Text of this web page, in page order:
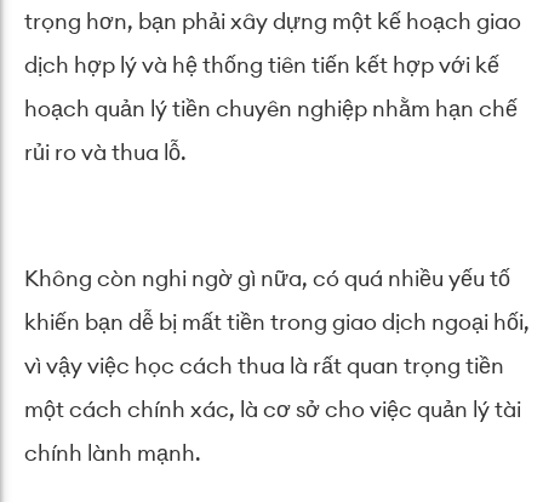
trọng hơn, bạn phải xây dựng một kế hoạch giao
dịch hợp lý và hệ thống tiên tiến kết hợp với kế
hoạch quản lý tiền chuyên nghiệp nhằm hạn chế
rủi ro và thua lỗ.
Không còn nghi ngờ gì nữa, có quá nhiều yếu tố
khiến bạn dễ bị mất tiền trong giao dịch ngoại hối,
vì vậy việc học cách thua là rất quan trọng tiền
một cách chính xác, là cơ sở cho việc quản lý tài
chính lành mạnh.